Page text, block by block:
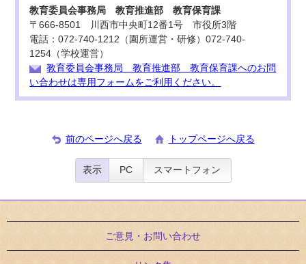
教育委員会事務局 教育推進部 教育保育課
〒666-8501 川西市中央町12番1号 市役所3階
電話：072-740-1212（園所運営・研修）072-740-
1254（学校運営）
教育委員会事務局 教育推進部 教育保育課へのお問
い合わせは専用フォームをご利用ください。
前のページへ戻る トップページへ戻る
表示 PC スマートフォン
ご意見・お問い合わせ